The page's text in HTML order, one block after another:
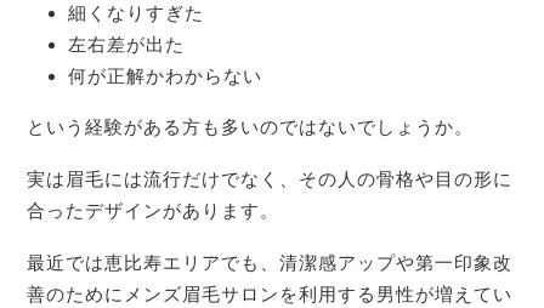
細くなりすぎた
左右差が出た
何が正解かわからない
という経験がある方も多いのではないでしょうか。
実は眉毛には流行だけでなく、その人の骨格や目の形に
合ったデザインがあります。
最近では恵比寿エリアでも、清潔感アップや第一印象改
善のためにメンズ眉毛サロンを利用する男性が増えてい